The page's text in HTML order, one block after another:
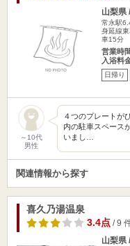
山梨県
常永駅
身延線
車15分
営業時
入浴料
日帰り
～10代
男性
４つのプレートが
内の駐車スペース
いまし…
関連情報から探す
喜久乃湯温泉
3.4点/ 9
山梨県